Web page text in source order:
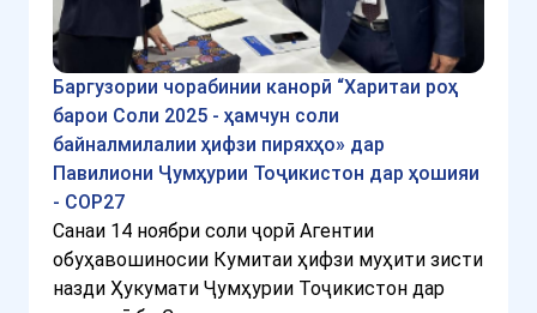
Баргузории чорабинии канорӣ “Харитаи роҳ
барои Соли 2025 - ҳамчун соли
байналмилалии ҳифзи пиряхҳо» дар
Павилиони Ҷумҳурии Тоҷикистон дар ҳошияи
- COP27
Санаи 14 ноябри соли ҷорӣ Агентии
обуҳавошиносии Кумитаи ҳифзи муҳити зисти
назди Ҳукумати Ҷумҳурии Тоҷикистон дар